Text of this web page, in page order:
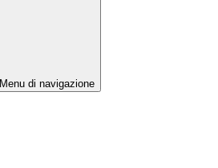
Menu di navigazione